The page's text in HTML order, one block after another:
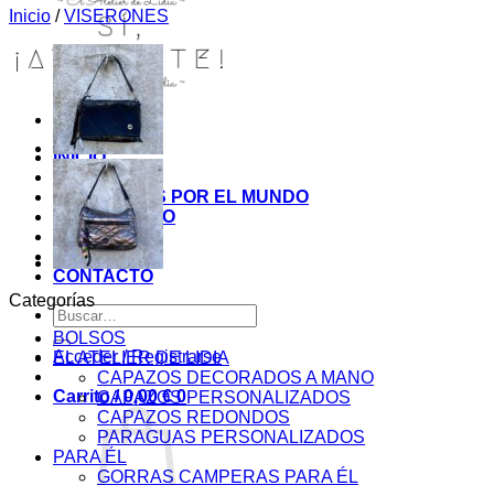
INICIO
TIENDA
MIS COSITAS POR EL MUNDO
EL COMIENZO
BLOG
PAGOS
CONTACTO
Buscar
por:
Acceder / Registrarse
Carrito /0,00€ 0
Inicio / VISERONES
Categorías
BOLSOS
EL ATELIER DE LIDIA
CAPAZOS DECORADOS A MANO
CAPAZOS PERSONALIZADOS
CAPAZOS REDONDOS
PARAGUAS PERSONALIZADOS
PARA ÉL
GORRAS CAMPERAS PARA ÉL